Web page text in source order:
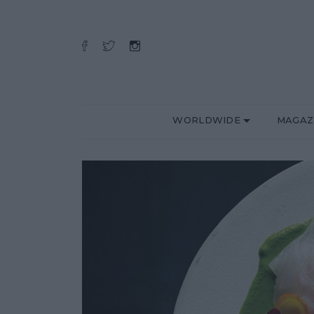
WORLDWIDE